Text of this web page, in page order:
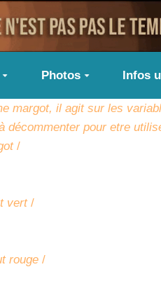
Photos Infos
margot, il agit sur les
pour etre
/
vert /
rouge /